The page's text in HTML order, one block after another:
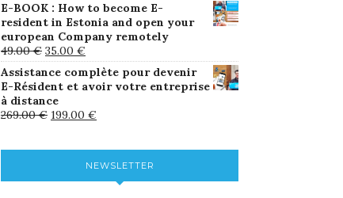
E-BOOK : How to become E-
resident in Estonia and open your
european Company remotely
49.00€ 35.00 €
Assistance complète pour devenir
E-Résident et avoir votre entreprise
à distance
269.00€ 199.00 €
NEWSLETTER